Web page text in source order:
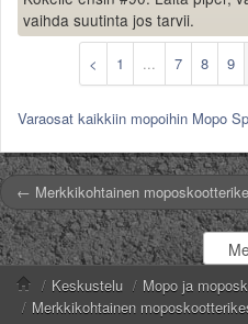
vaihda suutinta jos tarvii.
< 1 ... 7 8 9
Varaosat kaikkiin mopoihin Mopo
← Merkkikohtainen
/ Keskustelu / Mopo ja
/ Merkkikohtainen